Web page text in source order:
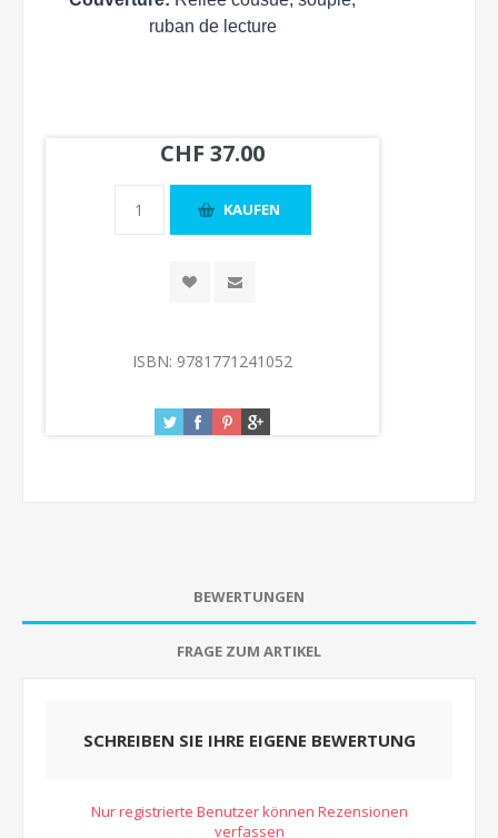
ruban de lecture
CHF 37.00
ISBN: 9781771241052
BEWERTUNGEN
FRAGE ZUM ARTIKEL
SCHREIBEN SIE IHRE EIGENE BEWERTUNG
Nur registrierte Benutzer können Rezensionen
verfassen